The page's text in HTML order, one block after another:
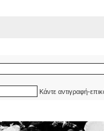
Κάντε αντιγραφή-